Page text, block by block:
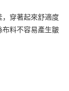
银行
，穿著起來舒適度
布料不容易產生皺